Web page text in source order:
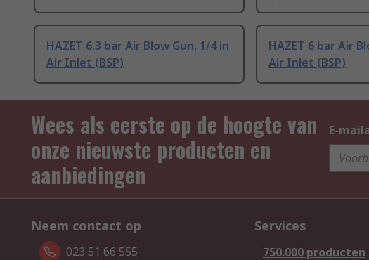
HAZET 6.3 bar Air Blow Gun, 1/4 in
Air Inlet (BSP)
HAZET 6 bar Air
Air Inlet (BSP)
Wees als eerste op de hoogte van
onze nieuwste producten en
aanbiedingen
E-
Neem contact op
023 51 66 555
Services
750.000 producten